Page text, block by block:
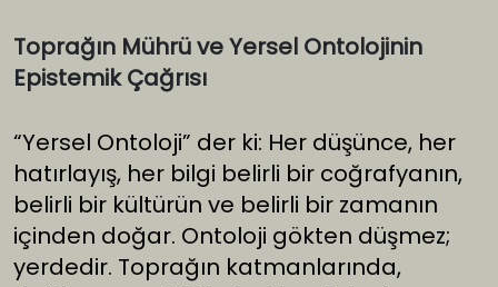
Toprağın Mührü ve Yersel Ontolojinin
Epistemik Çağrısı
“Yersel Ontoloji” der ki: Her düşünce, her
hatırlayış, her bilgi belirli bir coğrafyanın,
belirli bir kültürün ve belirli bir zamanın
içinden doğar. Ontoloji gökten düşmez;
yerdedir. Toprağın katmanlarında,